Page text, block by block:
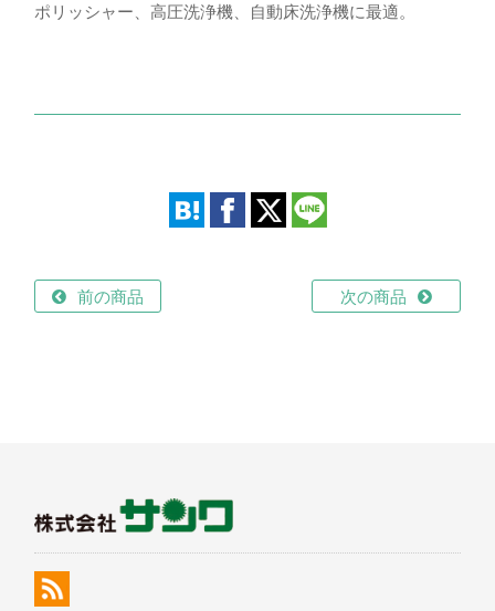
ポリッシャー、高圧洗浄機、自動床洗浄機に最適。
前の商品 次の商品